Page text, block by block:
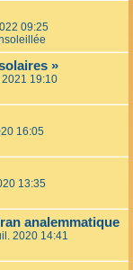
09:25
»
19:10
16:05
13:35
analemmatique
2020 14:41